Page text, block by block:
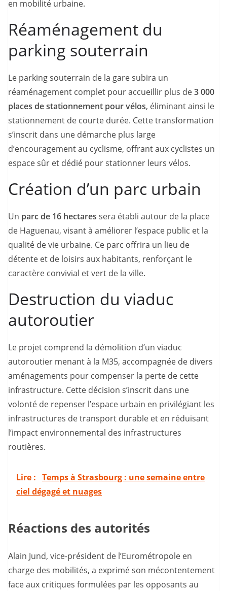
en mobilité urbaine.
Réaménagement du
parking souterrain
Le parking souterrain de la gare subira un
réaménagement complet pour accueillir plus de3 000
places de stationnement pour vélos, éliminant ainsi le
stationnement de courte durée. Cette transformation
s’inscrit dans une démarche plus large
d’encouragement au cyclisme, offrant aux cyclistes un
espace sûr et dédié pour stationner leurs vélos.
Création d’un parc urbain
Un parc de 16 hectares sera établi autour de la place
de Haguenau, visant à améliorer l’espace public et la
qualité de vie urbaine. Ce parc offrira un lieu de
détente et de loisirs aux habitants, renforçant le
caractère convivial et vert de la ville.
Destruction du viaduc
autoroutier
Le projet comprend la démolition d’un viaduc
autoroutier menant à la M35, accompagnée de divers
aménagements pour compenser la perte de cette
infrastructure. Cette décision s’inscrit dans une
volonté de repenser l’espace urbain en privilégiant les
infrastructures de transport durable et en réduisant
l’impact environnemental des infrastructures
routières.
Lire : Temps à Strasbourg : une semaine entre
ciel dégagé et nuages
Réactions des autorités
Alain Jund, vice-président de l’Eurométropole en
charge des mobilités, a exprimé son mécontentement
face aux critiques formulées par les opposants au